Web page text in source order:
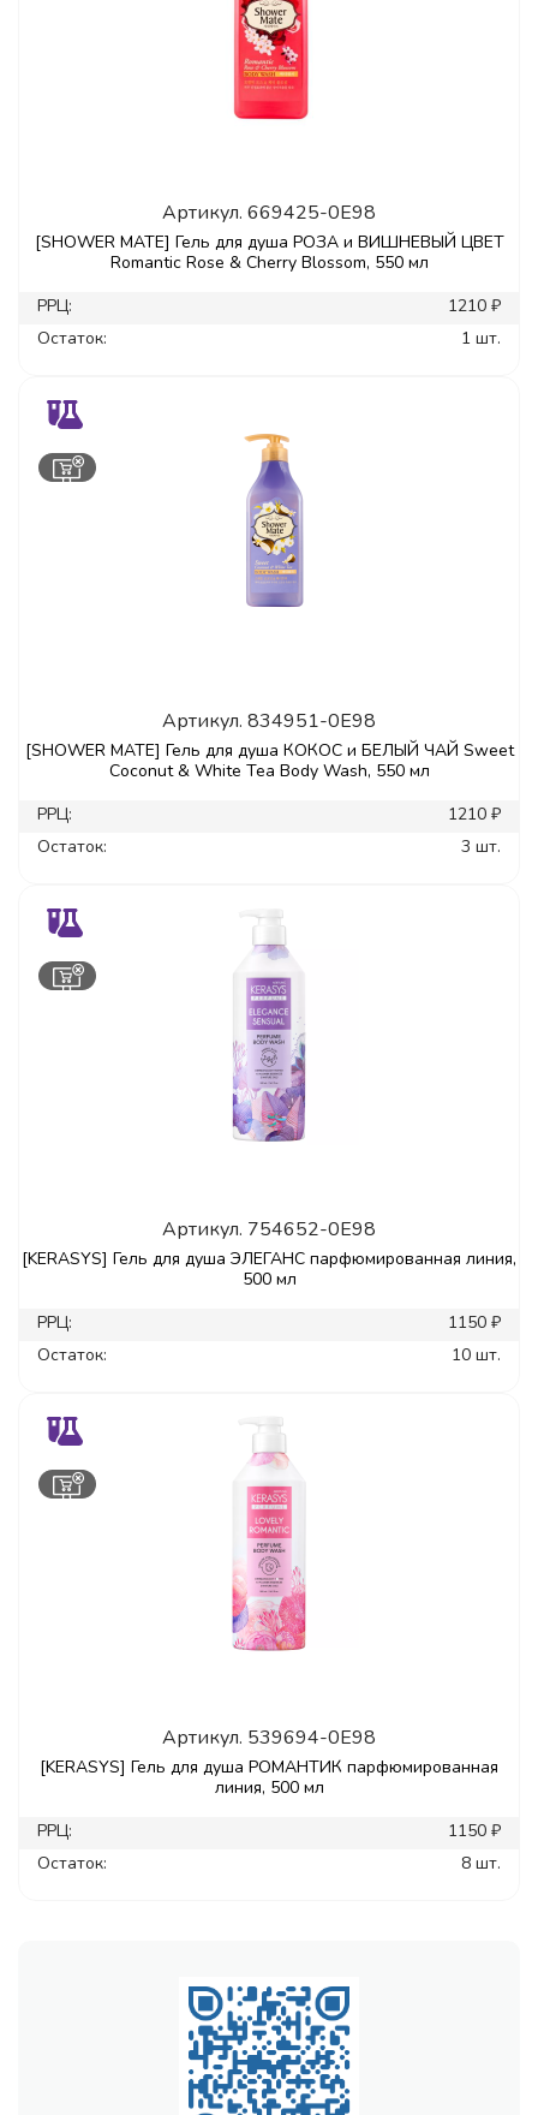
Артикул. 669425-0E98
[SHOWER MATE] Гель для душа РОЗА и ВИШНЕВЫЙ ЦВЕТ
Romantic Rose & Cherry Blossom, 550 мл
РРЦ:
1210 ₽
Остаток:
1 шт.
Артикул. 834951-0E98
[SHOWER MATE] Гель для душа КОКОС и БЕЛЫЙ ЧАЙ Sweet
Coconut & White Tea Body Wash, 550 мл
РРЦ:
1210 ₽
Остаток:
3 шт.
Артикул. 754652-0E98
[KERASYS] Гель для душа ЭЛЕГАНС парфюмированная линия,
500 мл
РРЦ:
1150 ₽
Остаток:
10 шт.
Артикул. 539694-0E98
[KERASYS] Гель для душа РОМАНТИК парфюмированная
линия, 500 мл
РРЦ:
1150 ₽
Остаток:
8 шт.